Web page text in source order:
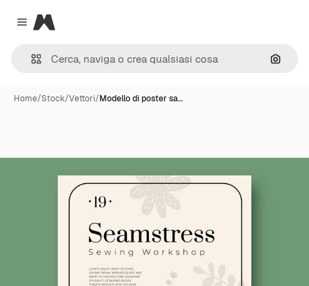
Close menu
Magnific
Cerca
Home/Stock/Vettori/Modello di poster sa…